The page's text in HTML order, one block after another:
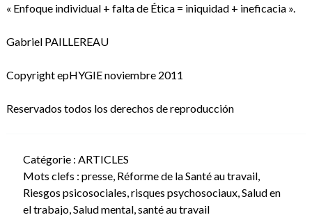
« Enfoque individual + falta de Ética = iniquidad + ineficacia ».
Gabriel PAILLEREAU
Copyright epHYGIE noviembre 2011
Reservados todos los derechos de reproducción
Catégorie : ARTICLES
Mots clefs : presse, Réforme de la Santé au travail,
Riesgos psicosociales risques psychosociaux, Salud en
el trabajo, Salud mental, santé au travail